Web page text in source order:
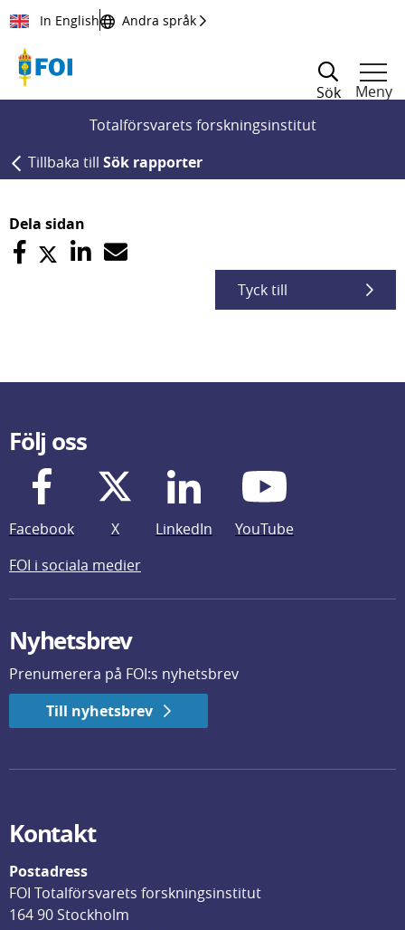
Till innehållet
In English Andra språk
Sök
Meny
Totalförsvarets forskningsinstitut
Tillbaka till Sök rapporter
Dela sidan
Tyck till
Följ oss
Facebook X LinkedIn
YouTube
FOI i sociala medier
Nyhetsbrev
Prenumerera på FOI:s nyhetsbrev
Till nyhetsbrev
Kontakt
Postadress
FOI Totalförsvarets forskningsinstitut
164 90 Stockholm